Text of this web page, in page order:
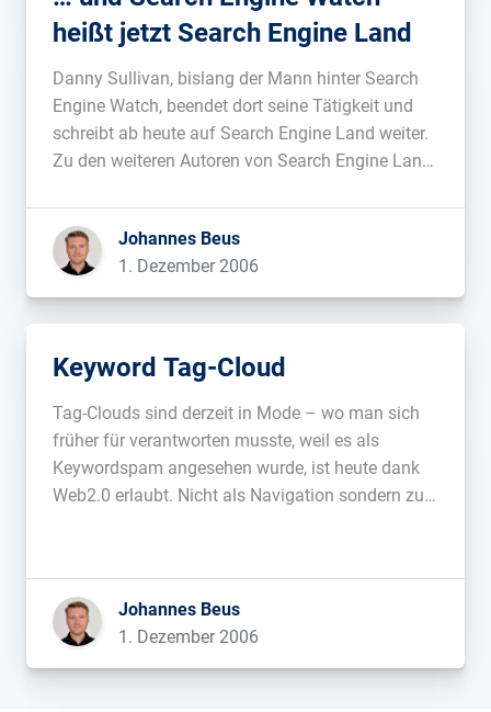
heißt jetzt Search Engine Land
Danny Sullivan, bislang der Mann hinter Search
Engine Watch, beendet dort seine Tätigkeit und
schreibt ab heute auf Search Engine Land weiter.
Zu den weiteren Autoren von Search Engine Land
noch weitere bekannte Namen des US-Marktes.
Ab 11. Dezember soll das System dann […]...
Johannes Beus
1. Dezember 2006
Keyword Tag-Cloud
Tag-Clouds sind derzeit in Mode – wo man sich
früher für verantworten musste, weil es als
Keywordspam angesehen wurde, ist heute dank
Web2.0 erlaubt. Nicht als Navigation sondern zur
Tag-Clouds. Das Ergebnis ergibt häufig eine
etwas andere Sicht auf die Daten […]...
Johannes Beus
1. Dezember 2006